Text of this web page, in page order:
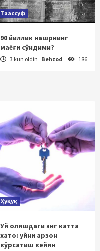
Таассуф
90 йиллик нашрнинг
маёғи сўндими?
3 kun oldin Behzod 186
Ҳуқуқ
Уй олишдаги энг катта
хато: уйни арзон
кўрсатиш кейин